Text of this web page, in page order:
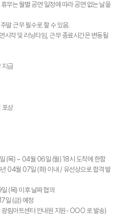
무는 월별 공연 일정에 따라 공연 없는 날을
말 근무 필수로 할 수 있음.
시작 및 러닝타임, 근무 종료시간은 변동될
지급
포상
(목) ~ 04월 06일 (월) 18시 도착에 한함
04월 07일 (화) 이내 / 유선상으로 합격 발
(목) 이후 날짜 협의
일 (금) 예정
광림아트센터 안내원 지원- OOO 로 발송)